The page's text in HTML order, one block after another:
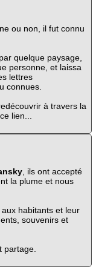
ou non, il fut connu
quelque paysage,
personne, et laissa
lettres
connues.
à travers la
lien...
, ils ont accepté
la plume et nous
habitants et leur
souvenirs et
partage.